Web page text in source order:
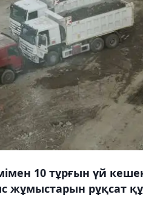
10 тұрғын үй
жұмыстарын рұқсат